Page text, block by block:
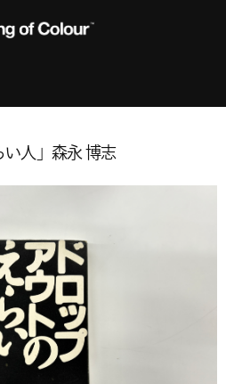
人」森永 博志